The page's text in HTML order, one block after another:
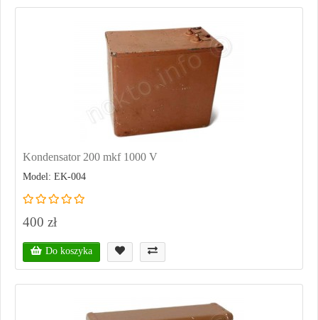
Kondensator 200 mkf 1000 V
Model: EK-004
400 zł
Do koszyka